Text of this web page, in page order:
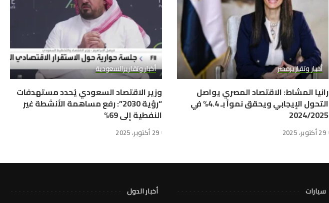
أخبار وتقاريرمصر
رانيا المشاط: الاقتصاد المصري يواصل
التحول الإيجابي ويحقق نمواً بـ 4.4% في
2024/2025
29 أكتوبر، 2025
أخبار وتقاريرالسعودية
وزير الاقتصاد السعودي يُحدد مستهدفات
“رؤية 2030”: رفع مساهمة الأنشطة غير
النفطية إلى 69%
29 أكتوبر، 2025
سيارات
أخبار الدول